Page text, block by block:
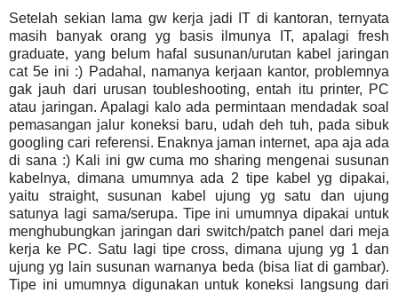
Setelah sekian lama gw kerja jadi IT di kantoran, ternyata
masih banyak orang yg basis ilmunya IT, apalagi fresh
graduate, yang belum hafal susunan/urutan kabel jaringan
cat 5e ini :) Padahal, namanya kerjaan kantor, problemnya
gak jauh dari urusan toubleshooting, entah itu printer, PC
atau jaringan. Apalagi kalo ada permintaan mendadak soal
pemasangan jalur koneksi baru, udah deh tuh, pada sibuk
googling cari referensi. Enaknya jaman internet, apa aja ada
di sana :) Kali ini gw cuma mo sharing mengenai susunan
kabelnya, dimana umumnya ada 2 tipe kabel yg dipakai,
yaitu straight, susunan kabel ujung yg satu dan ujung
satunya lagi sama/serupa. Tipe ini umumnya dipakai untuk
menghubungkan jaringan dari switch/patch panel dari meja
kerja ke PC. Satu lagi tipe cross, dimana ujung yg 1 dan
ujung yg lain susunan warnanya beda (bisa liat di gambar).
Tipe ini umumnya digunakan untuk koneksi langsung dari